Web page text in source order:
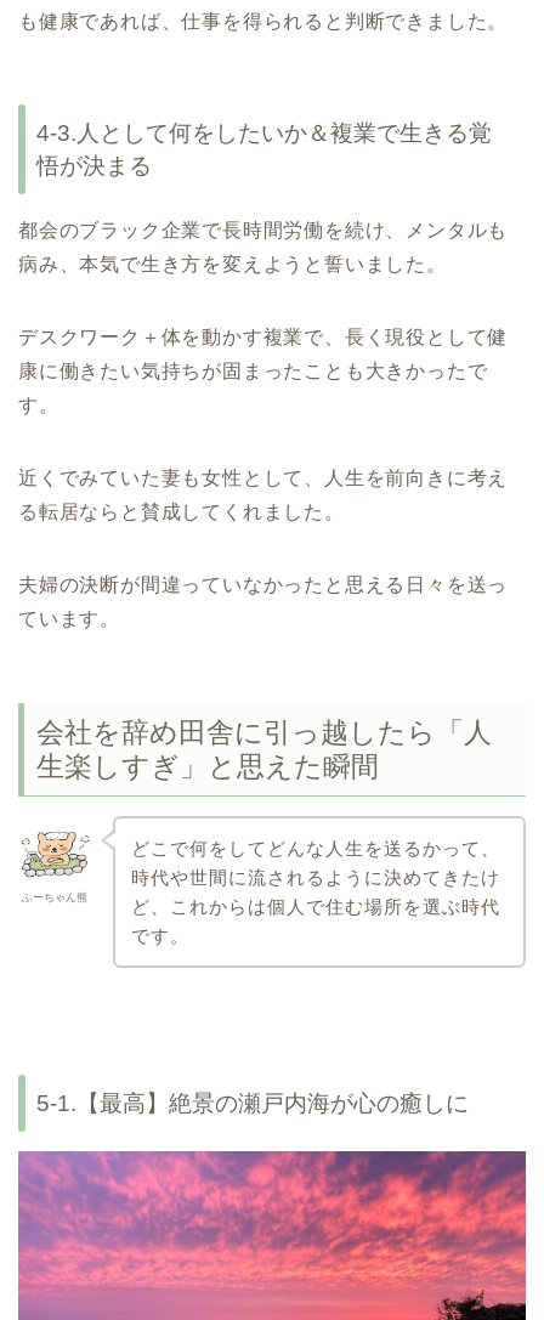
も健康であれば、仕事を得られると判断できました。
4-3.人として何をしたいか＆複業で生きる覚
悟が決まる
都会のブラック企業で長時間労働を続け、メンタルも
病み、本気で生き方を変えようと誓いました。
デスクワーク＋体を動かす複業で、長く現役として健
康に働きたい気持ちが固まったことも大きかったで
す。
近くでみていた妻も女性として、人生を前向きに考え
る転居ならと賛成してくれました。
夫婦の決断が間違っていなかったと思える日々を送っ
ています。
会社を辞め田舎に引っ越したら「人
生楽しすぎ」と思えた瞬間
ふーちゃん熊
どこで何をしてどんな人生を送るかって、
時代や世間に流されるように決めてきたけ
ど、これからは個人で住む場所を選ぶ時代
です。
5-1.【最高】絶景の瀬戸内海が心の癒しに